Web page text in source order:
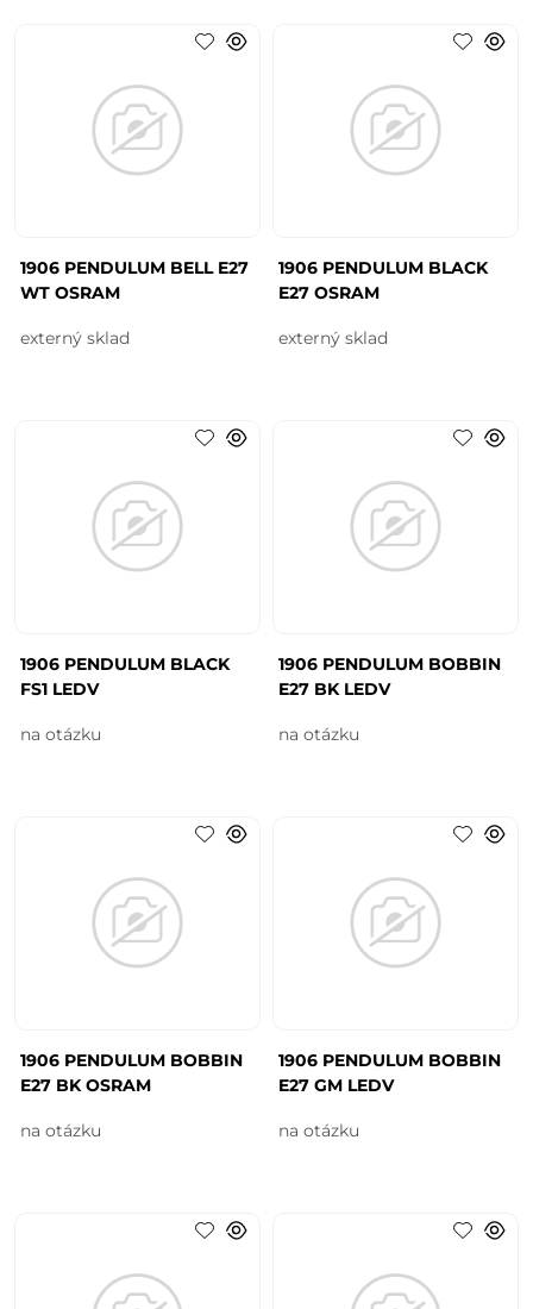
1906 PENDULUM BELL E27
WT OSRAM
externý sklad
1906 PENDULUM BLACK
E27 OSRAM
externý sklad
1906 PENDULUM BLACK
FS1 LEDV
na otázku
1906 PENDULUM BOBBIN
E27 BK LEDV
na otázku
1906 PENDULUM BOBBIN
E27 BK OSRAM
na otázku
1906 PENDULUM BOBBIN
E27 GM LEDV
na otázku